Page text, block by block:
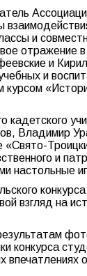
и
отражение
и
и
и
взгляд на
конкурса